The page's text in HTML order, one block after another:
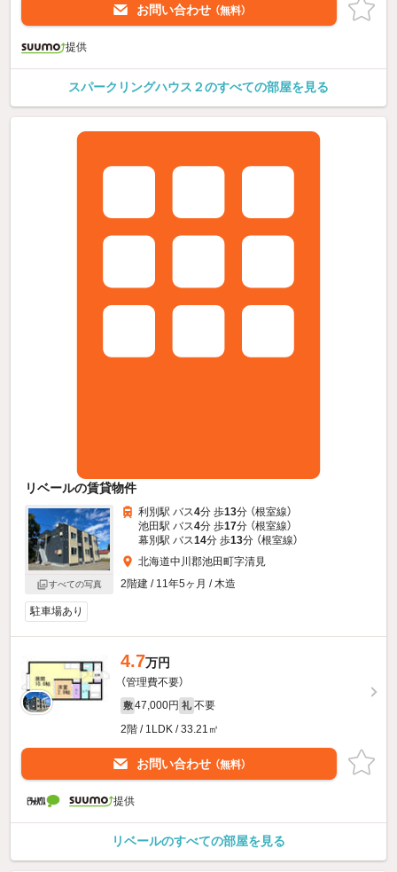
お問い合わせ （無料）
提供
スパークリングハウス２のすべての部屋を見る
リベールの賃貸物件
すべての写真
利別駅 バス4分 歩13分 （根室線）
池田駅 バス4分 歩17分 （根室線）
幕別駅 バス14分 歩13分 （根室線）
北海道中川郡池田町字清見
2階建 / 11年5ヶ月 / 木造
駐車場あり
4.7万円
（管理費不要）
敷 47,000円 礼 不要
2階 / 1LDK / 33.21㎡
お問い合わせ （無料）
提供
リベールのすべての部屋を見る